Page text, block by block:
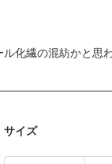
化繊の混紡かと思
サイズ